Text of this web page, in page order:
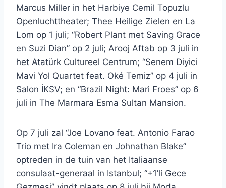
Marcus Miller in het Harbiye Cemil Topuzlu
Openluchttheater; Thee Heilige Zielen en La
Lom op 1 juli; “Robert Plant met Saving Grace
en Suzi Dian” op 2 juli; Arooj Aftab op 3 juli in
het Atatürk Cultureel Centrum; “Senem Diyici
Mavi Yol Quartet feat. Oké Temiz” op 4 juli in
Salon İKSV; en “Brazil Night: Mari Froes” op 6
juli in The Marmara Esma Sultan Mansion.
Op 7 juli zal “Joe Lovano feat. Antonio Farao
Trio met Ira Coleman en Johnathan Blake”
optreden in de tuin van het Italiaanse
consulaat-generaal in Istanbul; “+1’li Gece